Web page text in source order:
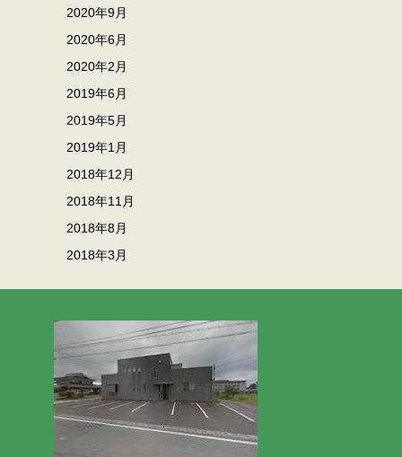
2020年9月
2020年6月
2020年2月
2019年6月
2019年5月
2019年1月
2018年12月
2018年11月
2018年8月
2018年3月